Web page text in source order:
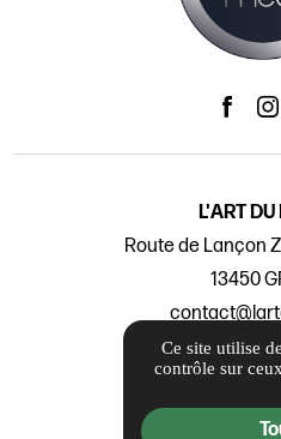
L'ART DU
Route de Lançon
13450
04 12
Nos
Ce site utilise
contrôle sur